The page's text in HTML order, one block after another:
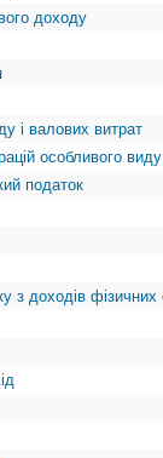
доходу
і валових витрат
особливого виду
податок
з доходів фізичних